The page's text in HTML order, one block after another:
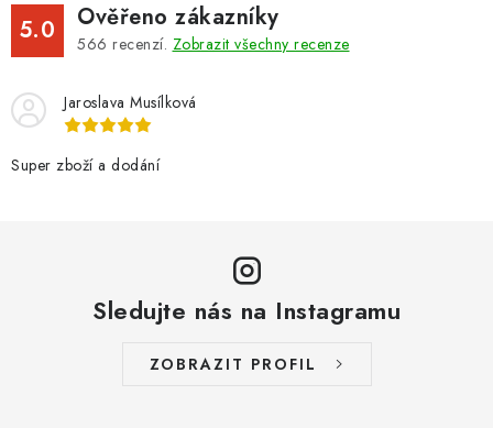
5.0 Ověřeno zákazníky
566 recenzí. Zobrazit všechny recenze
Jaroslava Musílková
Super zboží a dodání
Sledujte nás na Instagramu
ZOBRAZIT PROFIL